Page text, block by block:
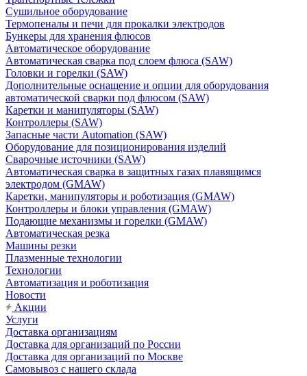
Сушильное оборудование
Термопеналы и печи для прокалки электродов
Бункеры для хранения флюсов
Автоматическое оборудование
Автоматическая сварка под слоем флюса (SAW)
Головки и горелки (SAW)
Дополнительные оснащение и опции для оборудования
автоматической сварки под флюсом (SAW)
Каретки и манипуляторы (SAW)
Контроллеры (SAW)
Запасные части Automation (SAW)
Оборудование для позиционирования изделий
Сварочные источники (SAW)
Автоматическая сварка в защитных газах плавящимся
электродом (GMAW)
Каретки, манипуляторы и роботизация (GMAW)
Контроллеры и блоки управления (GMAW)
Подающие механизмы и горелки (GMAW)
Автоматическая резка
Машины резки
Плазменные технологии
Технологии
Автоматизация и роботизация
Новости
Акции
Услуги
Доставка организациям
Доставка для организаций по России
Доставка для организаций по Москве
Самовывоз с нашего склада